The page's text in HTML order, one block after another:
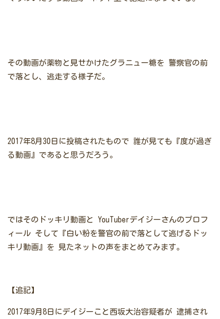
その動画が薬物と見せかけたグラニュー糖を 警察官の前
で落とし、逃走する様子だ。
2017年8月30日に投稿されたもので 誰が見ても『度が過ぎ
る動画』であると思うだろう。
ではそのドッキリ動画と
YouTuberデイジーさんのプロフ
ィール そして『白い粉を警官の前で落として逃げるドッ
キリ動画』を 見たネットの声をまとめてみます。
【追記】
2017年9月8日にデイジーこと西坂大治容疑者が 逮捕され